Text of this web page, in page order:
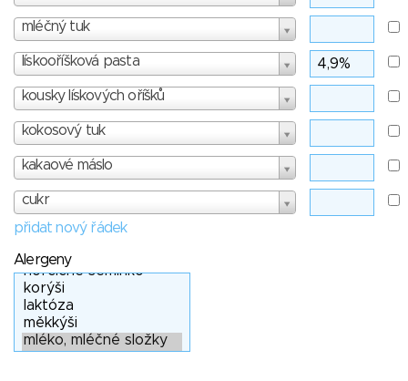
mléčný tuk
lískooříšková pasta
kousky lískových oříšků
kokosový tuk
kakaové máslo
cukr
přidat nový řádek
Alergeny